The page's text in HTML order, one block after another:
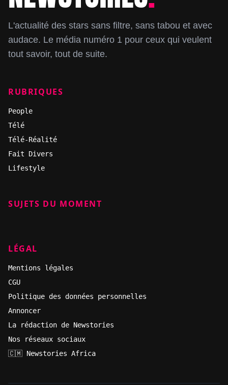
L'actualité des stars sans filtre, sans tabou et avec
audace. Le média numéro 1 pour ceux qui veulent
tout savoir, tout de suite.
RUBRIQUES
People
Télé
Télé-Réalité
Fait Divers
Lifestyle
SUJETS DU MOMENT
LÉGAL
Mentions légales
CGU
Politique des données personnelles
Annoncer
La rédaction de Newstories
Nos réseaux sociaux
🇨🇲 Newstories Africa